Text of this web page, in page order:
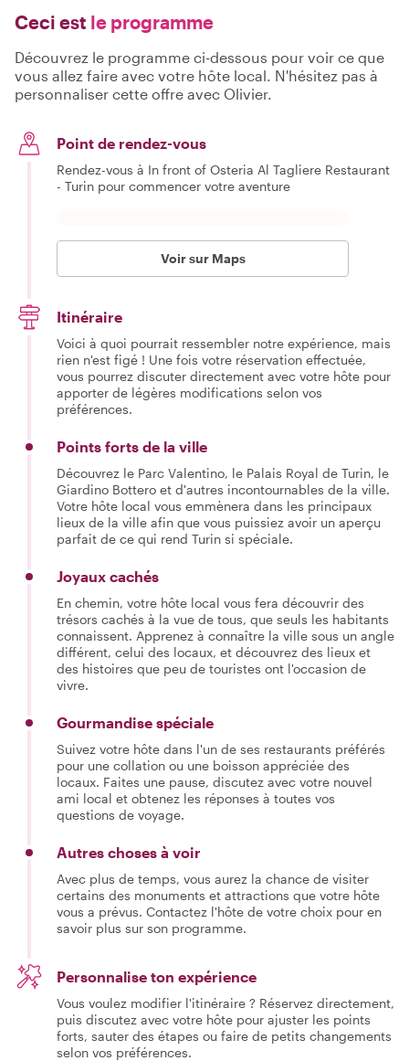
Ceci est le programme
Découvrez le programme ci-dessous pour voir ce que
vous allez faire avec votre hôte local. N'hésitez pas à
personnaliser cette offre avec Olivier.
Point de rendez-vous
Rendez-vous à In front of Osteria Al Tagliere Restaurant
- Turin pour commencer votre aventure
Voir sur Maps
Itinéraire
Voici à quoi pourrait ressembler notre expérience, mais
rien n'est figé ! Une fois votre réservation effectuée,
vous pourrez discuter directement avec votre hôte pour
apporter de légères modifications selon vos
préférences.
Points forts de la ville
Découvrez le Parc Valentino, le Palais Royal de Turin, le
Giardino Bottero et d'autres incontournables de la ville.
Votre hôte local vous emmènera dans les principaux
lieux de la ville afin que vous puissiez avoir un aperçu
parfait de ce qui rend Turin si spéciale.
Joyaux cachés
En chemin, votre hôte local vous fera découvrir des
trésors cachés à la vue de tous, que seuls les habitants
connaissent. Apprenez à connaître la ville sous un angle
différent, celui des locaux, et découvrez des lieux et
des histoires que peu de touristes ont l'occasion de
vivre.
Gourmandise spéciale
Suivez votre hôte dans l'un de ses restaurants préférés
pour une collation ou une boisson appréciée des
locaux. Faites une pause, discutez avec votre nouvel
ami local et obtenez les réponses à toutes vos
questions de voyage.
Autres choses à voir
Avec plus de temps, vous aurez la chance de visiter
certains des monuments et attractions que votre hôte
vous a prévus. Contactez l'hôte de votre choix pour en
savoir plus sur son programme.
Personnalise ton expérience
Vous voulez modifier l'itinéraire ? Réservez directement,
puis discutez avec votre hôte pour ajuster les points
forts, sauter des étapes ou faire de petits changements
selon vos préférences.